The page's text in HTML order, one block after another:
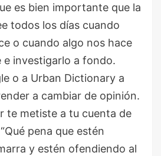
es bien importante que la
todos los días cuando
o cuando algo nos hace
e investigarlo a fondo.
o a Urban Dictionary a
a cambiar de opinión.
te metiste a tu cuenta de
pena que estén
y estén ofendiendo al